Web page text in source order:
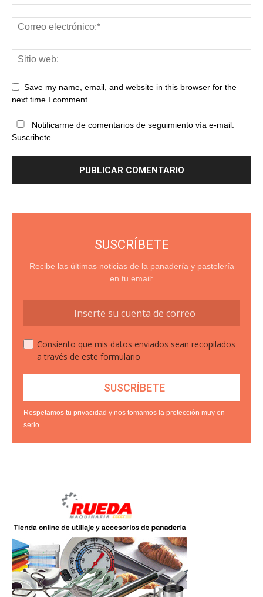
Save my name, email, and website in this browser for the
next time I comment.
Notificarme de comentarios de seguimiento vía e-mail.
Suscribete.
SUSCRÍBETE
Recibe las últimas noticias de la panadería y pastelería
en tu email:
Consiento que mis datos enviados sean recopilados
a través de este formulario
Respetamos tu privacidad y nos tomamos la protección muy en
serio.